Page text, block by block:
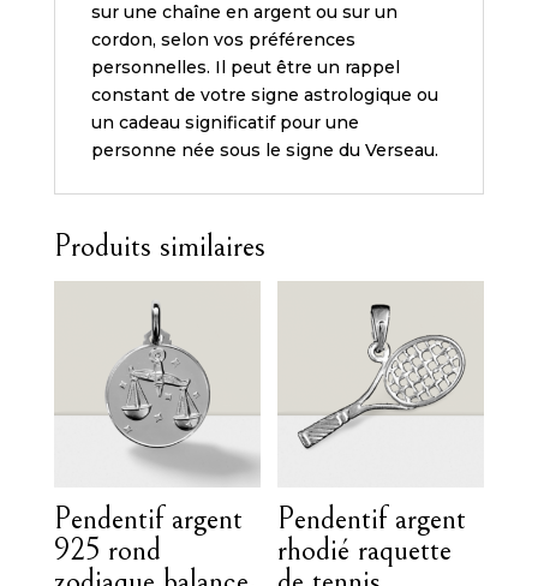
sur une chaîne en argent ou sur un
cordon, selon vos préférences
personnelles. Il peut être un rappel
constant de votre signe astrologique ou
un cadeau significatif pour une
personne née sous le signe du Verseau.
Produits similaires
Pendentif argent
925 rond
Pendentif argent
rhodié raquette